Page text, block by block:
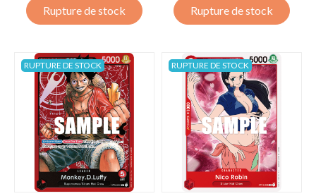
Rupture de stock Rupture de stock
RUPTURE DE STOCK RUPTURE DE STOCK